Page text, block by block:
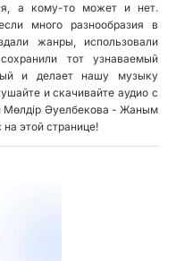
а кому-то может и нет.
много разнообразия в
жанры, использовали
тот узнаваемый
и делает нашу музыку
и скачивайте аудио с
Мөлдір Әуелбекова - Жаным
этой странице!